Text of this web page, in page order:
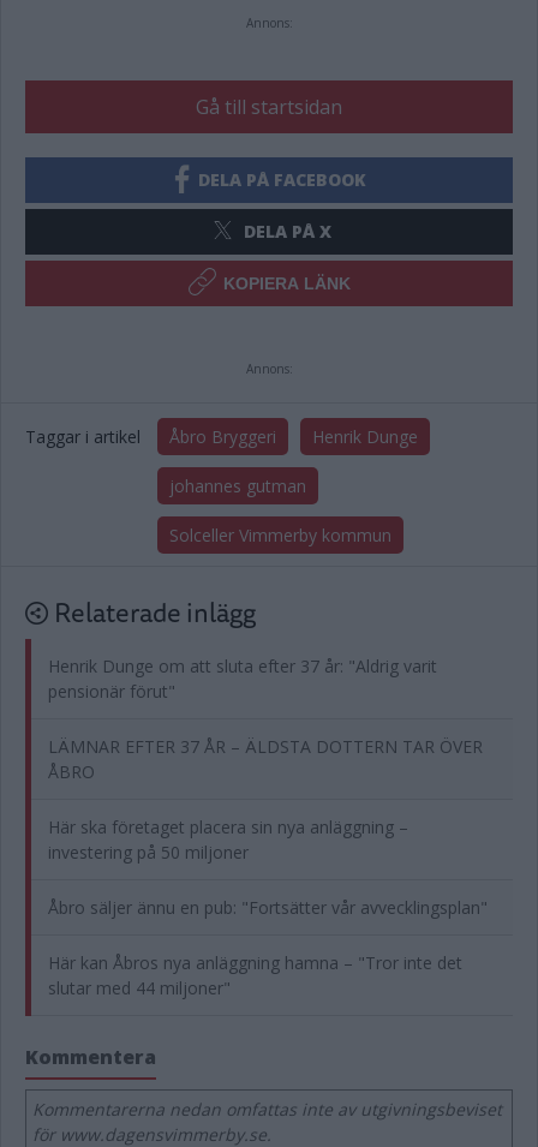
Annons:
Gå till startsidan
DELA PÅ FACEBOOK
DELA PÅ X
KOPIERA LÄNK
Annons:
Taggar i artikel Åbro Bryggeri Henrik Dunge
johannes gutman
Solceller Vimmerby kommun
Relaterade inlägg
Henrik Dunge om att sluta efter 37 år: "Aldrig varit
pensionär förut"
LÄMNAR EFTER 37 ÅR – ÄLDSTA DOTTERN TAR ÖVER
ÅBRO
Här ska företaget placera sin nya anläggning –
investering på 50 miljoner
Åbro säljer ännu en pub: "Fortsätter vår avvecklingsplan"
Här kan Åbros nya anläggning hamna – "Tror inte det
slutar med 44 miljoner"
Kommentera
Kommentarerna nedan omfattas inte av utgivningsbeviset
för www.dagensvimmerby.se.